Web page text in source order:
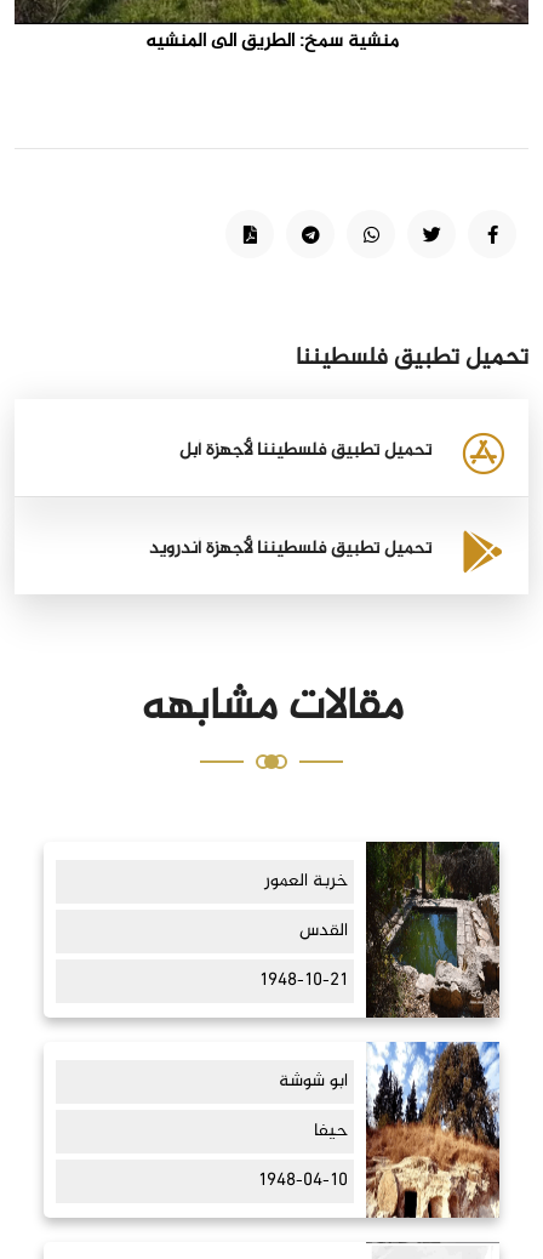
منشية سمخ: الطريق الى المنشيه
تحميل تطبيق فلسطيننا
تحميل تطبيق فلسطيننا لأجهزة أبل
تحميل تطبيق فلسطيننا لأجهزة أندرويد
مقالات مشابهه
خربة العمور
القدس
1948-10-21
ابو شوشة
حيفا
1948-04-10